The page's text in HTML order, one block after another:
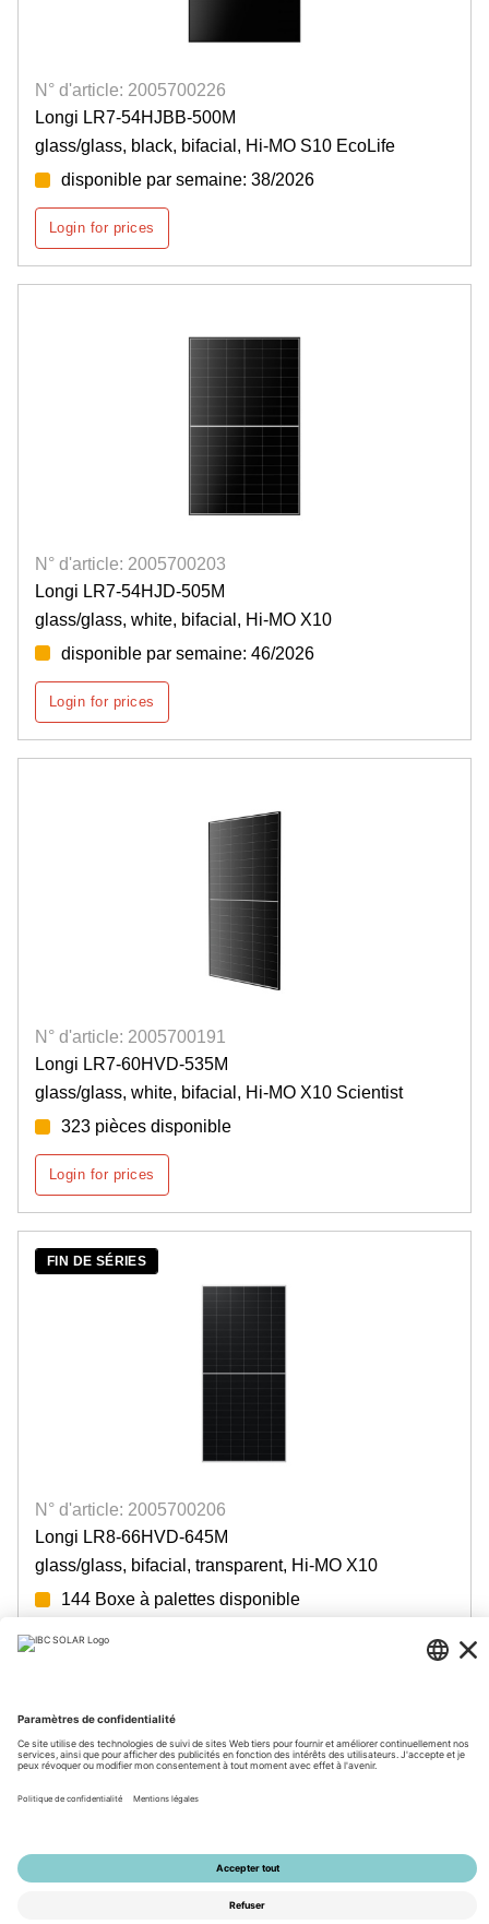
N° d'article: 2005700226
Longi LR7-54HJBB-500M
glass/glass, black, bifacial, Hi-MO S10 EcoLife
disponible par semaine: 38/2026
Login for prices
N° d'article: 2005700203
Longi LR7-54HJD-505M
glass/glass, white, bifacial, Hi-MO X10
disponible par semaine: 46/2026
Login for prices
N° d'article: 2005700191
Longi LR7-60HVD-535M
glass/glass, white, bifacial, Hi-MO X10 Scientist
323 pièces disponible
Login for prices
FIN DE SÉRIES
N° d'article: 2005700206
Longi LR8-66HVD-645M
glass/glass, bifacial, transparent, Hi-MO X10
144 Boxe à palettes disponible
Login for prices
Mentions légales
Protection des données
CGV
Accessibilité
Tools Paramètres de confidentialité